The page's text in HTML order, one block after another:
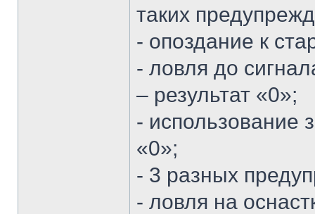
таких
- опоздание к
- ловля до
– результат «0»;
- использование
«0»;
- 3 разных
- ловля на